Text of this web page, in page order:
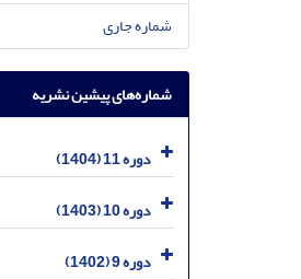
شماره جاری
شماره‌های پیشین نشریه
دوره 11 (1404)
دوره 10 (1403)
دوره 9 (1402)